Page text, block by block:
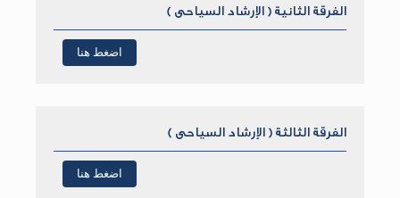
الفرقة الثانية ( الإرشاد السياحى )
اضغط هنا
الفرقة الثالثة ( الإرشاد السياحى )
اضغط هنا